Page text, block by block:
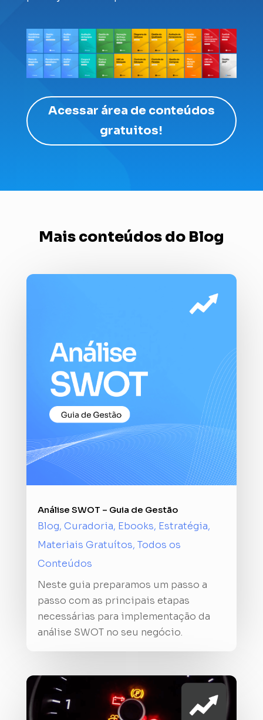
Acessar área de conteúdos
gratuitos!
Mais conteúdos do Blog
Análise SWOT – Guia de Gestão
Blog, Curadoria, Ebooks, Estratégia,
Materiais Gratuítos, Todos os
Conteúdos
Neste guia preparamos um passo a
passo com as principais etapas
necessárias para implementação da
análise SWOT no seu negócio.